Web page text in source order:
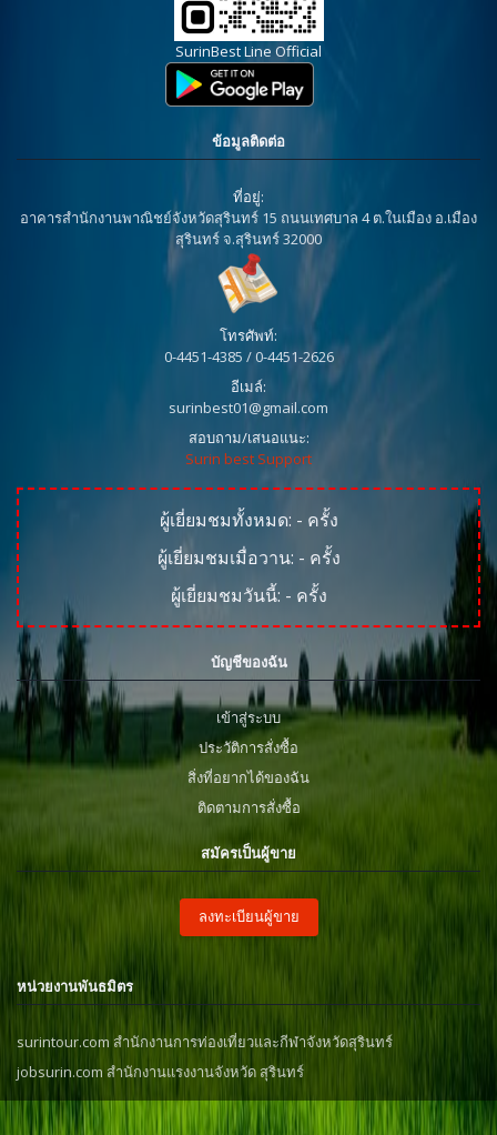
SurinBest Line Official
ข้อมูลติดต่อ
ที่อยู่:
อาคารสำนักงานพาณิชย์จังหวัดสุรินทร์ 15 ถนนเทศบาล 4 ต.ในเมือง อ.เมือง
สุรินทร์ จ.สุรินทร์ 32000
โทรศัพท์:
0-4451-4385 / 0-4451-2626
อีเมล์:
surinbest01@gmail.com
สอบถาม/เสนอแนะ:
Surin best Support
ผู้เยี่ยมชมทั้งหมด: - ครั้ง
ผู้เยี่ยมชมเมื่อวาน: - ครั้ง
ผู้เยี่ยมชมวันนี้: - ครั้ง
บัญชีของฉัน
เข้าสู่ระบบ
ประวัติการสั่งซื้อ
สิ่งที่อยากได้ของฉัน
ติดตามการสั่งซื้อ
สมัครเป็นผู้ขาย
ลงทะเบียนผู้ขาย
หน่วยงานพันธมิตร
surintour.com สำนักงานการท่องเที่ยวและกีฬาจังหวัดสุรินทร์
jobsurin.com สำนักงานแรงงานจังหวัด สุรินทร์